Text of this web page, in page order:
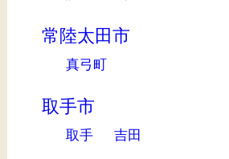
常陸太田市
真弓町
取手市
取手 吉田